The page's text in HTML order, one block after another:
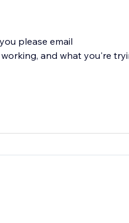
please email
and what you're